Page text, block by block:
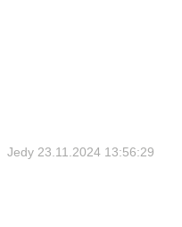
Jedy 23.11.2024 13:56:29